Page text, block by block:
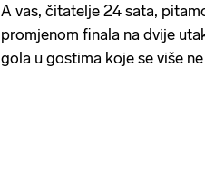
A vas, čitatelje 24 sata,
promjenom finala na dvije
gola u gostima koje se više